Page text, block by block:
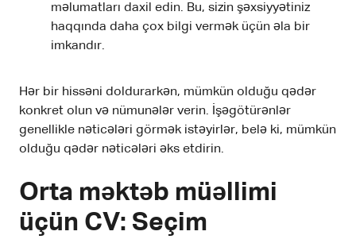
məlumatları daxil edin. Bu, sizin şəxsiyyətiniz
haqqında daha çox bilgi vermək üçün əla bir
imkandır.
Hər bir hissəni doldurarkən, mümkün olduğu qədər
konkret olun və nümunələr verin. İşəgötürənlər
genellikle nəticələri görmək istəyirlər, belə ki, mümkün
olduğu qədər nəticələri əks etdirin.
Orta məktəb müəllimi
üçün CV: Seçim